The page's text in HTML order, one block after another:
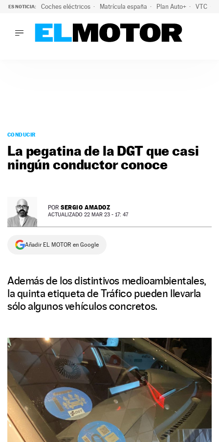
ES NOTICIA: Coches eléctricos Matrícula españa Plan Auto+ VTC
PODCAST
MOTOS
TECNOLOGÍA
SUPERCOCHES
PREMIOS
SERVICIOS
CONDUCIR
La pegatina de la DGT que casi
ningún conductor conoce
POR SERGIO AMADOZ
ACTUALIZADO 22 MAR 23 - 17: 47
Añadir EL MOTOR en Google
Además de los distintivos medioambientales,
la quinta etiqueta de Tráfico pueden llevarla
sólo algunos vehículos concretos.